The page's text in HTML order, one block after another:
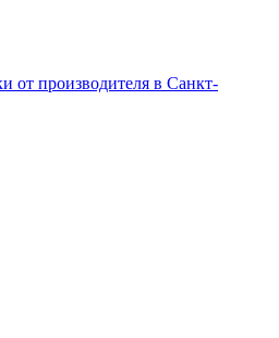
от производителя в Санкт-